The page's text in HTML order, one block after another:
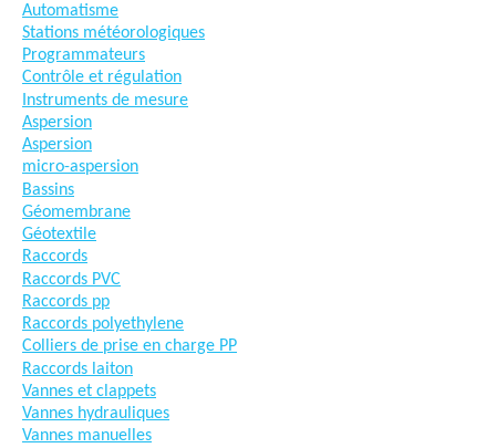
Automatisme
Stations météorologiques
Programmateurs
Contrôle et régulation
Instruments de mesure
Aspersion
Aspersion
micro-aspersion
Bassins
Géomembrane
Géotextile
Raccords
Raccords PVC
Raccords pp
Raccords polyethylene
Colliers de prise en charge PP
Raccords laiton
Vannes et clappets
Vannes hydrauliques
Vannes manuelles